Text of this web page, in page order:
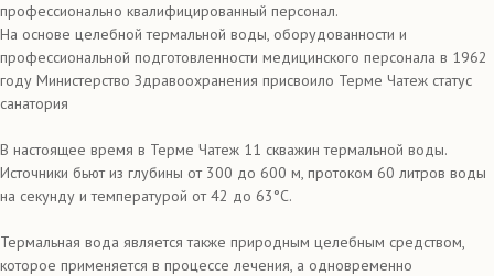
профессионально квалифицированный персонал.
На основе целебной термальной воды, оборудованности и
профессиональной подготовленности медицинского персонала в 1962
году Министерство Здравоохранения присвоило Терме Чатеж статус
санатория
В настоящее время в Терме Чатеж 11 скважин термальной воды.
Источники бьют из глубины от 300 до 600 м, протоком 60 литров воды
на секунду и температурой от 42 до 63°C.
Термальная вода является также природным целебным средством,
которое применяется в процессе лечения, а одновременно